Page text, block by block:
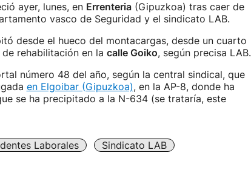
ayer, lunes, en Errenteria(Gipuzkoa) tras caer de
vasco de Seguridad y el sindicato LAB.
desde el hueco del montacargas, desde un cuarto
rehabilitación en la calle Goiko, según precisa LAB.
número 48 del año, según la central sindical, que
en Elgoibar (Gipuzkoa), en la AP-8, donde ha
se ha precipitado a la N-634 (se trataría, este
Laborales
Sindicato LAB